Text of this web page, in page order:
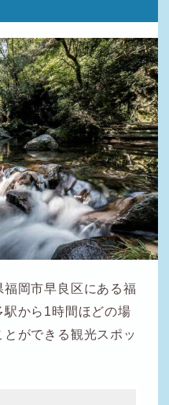
福岡市早良区にある福
駅から1時間ほどの場
ができる観光スポッ